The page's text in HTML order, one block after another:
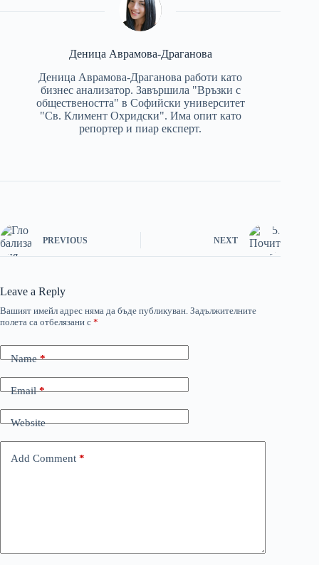
Деница Аврамова-Драганова
Деница Аврамова-Драганова работи като
бизнес анализатор. Завършила "Връзки с
обществеността" в Софийски университет
"Св. Климент Охридски". Има опит като
репортер и пиар експерт.
PREVIOUS NEXT
Leave a Reply
Вашият имейл адрес няма да бъде публикуван. Задължителните
полета са отбелязани с *
Name*
Email*
Website
Add Comment *